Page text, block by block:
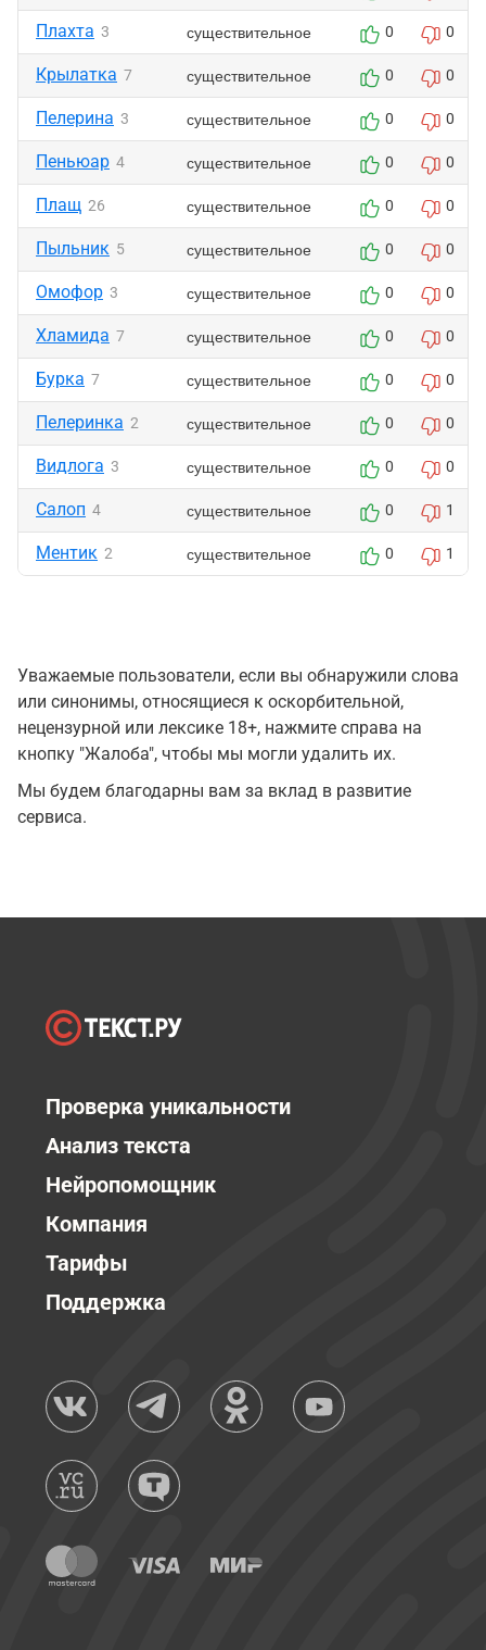
Плахта 3 существительное 0 0
Крылатка 7 существительное 0 0
Пелерина 3 существительное 0 0
Пеньюар 4 существительное 0 0
Плащ 26 существительное 0 0
Пыльник 5 существительное 0 0
Омофор 3 существительное 0 0
Хламида 7 существительное 0 0
Бурка 7 существительное 0 0
Пелеринка 2 существительное 0 0
Видлога 3 существительное 0 0
Салоп 4 существительное 0 1
Ментик 2 существительное 0 1
Уважаемые пользователи, если вы обнаружили слова
или синонимы, относящиеся к оскорбительной,
нецензурной или лексике 18+, нажмите справа на
кнопку "Жалоба", чтобы мы могли удалить их.
Мы будем благодарны вам за вклад в развитие
сервиса.
Проверка уникальности
Анализ текста
Нейропомощник
Компания
Тарифы
Поддержка